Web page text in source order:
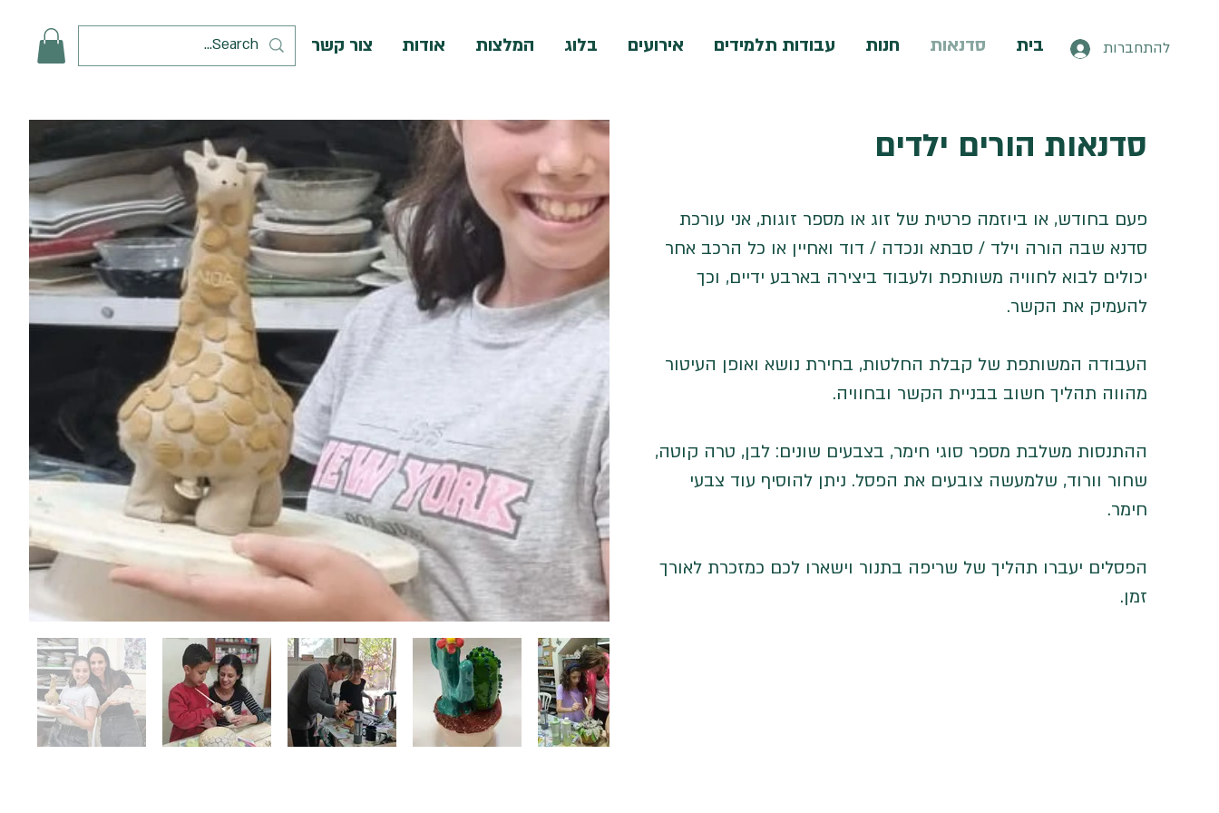
בית סדנאות חנות עבודות תלמידים אירועים בלוג המלצות אודות צור קשר להתחברות
סדנאות הורים ילדים
פעם בחודש, או ביוזמה פרטית של זוג או מספר זוגות, אני עורכת
סדנא שבה הורה וילד / סבתא ונכדה / דוד ואחיין או כל הרכב אחר
יכולים לבוא לחוויה משותפת ולעבוד ביצירה בארבע ידיים, וכך
להעמיק את הקשר.
העבודה המשותפת של קבלת החלטות, בחירת נושא ואופן העיטור
מהווה תהליך חשוב בבניית הקשר ובחוויה.
ההתנסות משלבת מספר סוגי חימר, בצבעים שונים: לבן, טרה קוטה,
שחור וורוד, שלמעשה צובעים את הפסל. ניתן להוסיף עוד צבעי
חימר.
הפסלים יעברו תהליך של שריפה בתנור וישארו לכם כמזכרת לאורך
זמן.